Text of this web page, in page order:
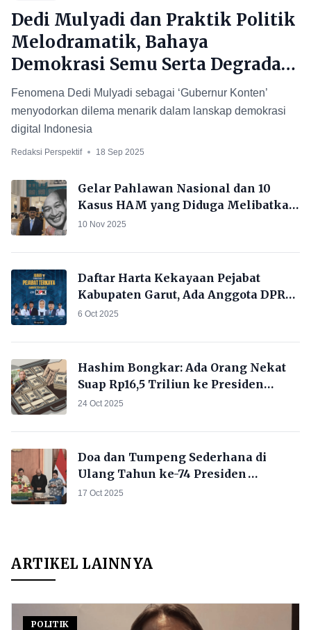
Dedi Mulyadi dan Praktik Politik
Melodramatik, Bahaya
Demokrasi Semu Serta Degradasi
Ruang Publik
Fenomena Dedi Mulyadi sebagai ‘Gubernur Konten’
menyodorkan dilema menarik dalam lanskap demokrasi
digital Indonesia
Redaksi Perspektif 18 Sep 2025
Gelar Pahlawan Nasional dan 10
Kasus HAM yang Diduga Melibatkan
Soeharto
10 Nov 2025
Daftar Harta Kekayaan Pejabat
Kabupaten Garut, Ada Anggota DPRD
Total Hartanya Tembus Rp 21 Miliar!
6 Oct 2025
Hashim Bongkar: Ada Orang Nekat
Suap Rp16,5 Triliun ke Presiden
Prabowo
24 Oct 2025
Doa dan Tumpeng Sederhana di
Ulang Tahun ke-74 Presiden
Prabowo
17 Oct 2025
ARTIKEL LAINNYA
POLITIK